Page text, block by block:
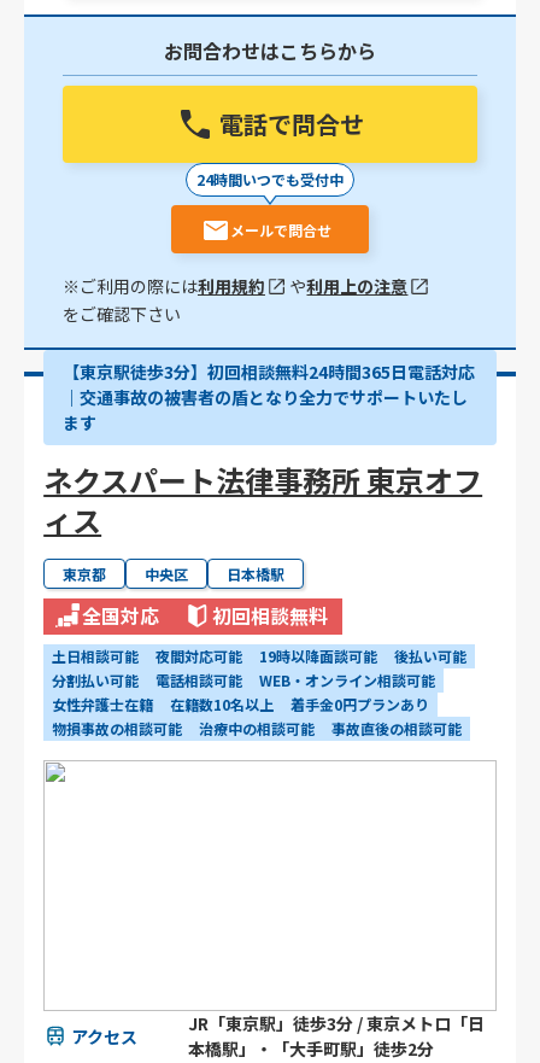
お問合わせはこちらから
電話で問合せ
24時間いつでも受付中
メールで問合せ
※ご利用の際には利用規約 や利用上の注意
をご確認下さい
【東京駅徒歩3分】初回相談無料24時間365日電話対応
｜交通事故の被害者の盾となり全力でサポートいたし
ます
ネクスパート法律事務所 東京オフ
ィス
東京都 中央区 日本橋駅
全国対応 初回相談無料
土日相談可能 夜間対応可能 19時以降面談可能
後払い可能
分割払い可能
電話相談可能
WEB・オンライン相談可能
女性弁護士在籍
在籍数10名以上
着手金0円プランあり
物損事故の相談可能
治療中の相談可能 事故直後の相談可能
アクセス
JR「東京駅」徒歩3分 / 東京メトロ「日
本橋駅」・「大手町駅」徒歩2分